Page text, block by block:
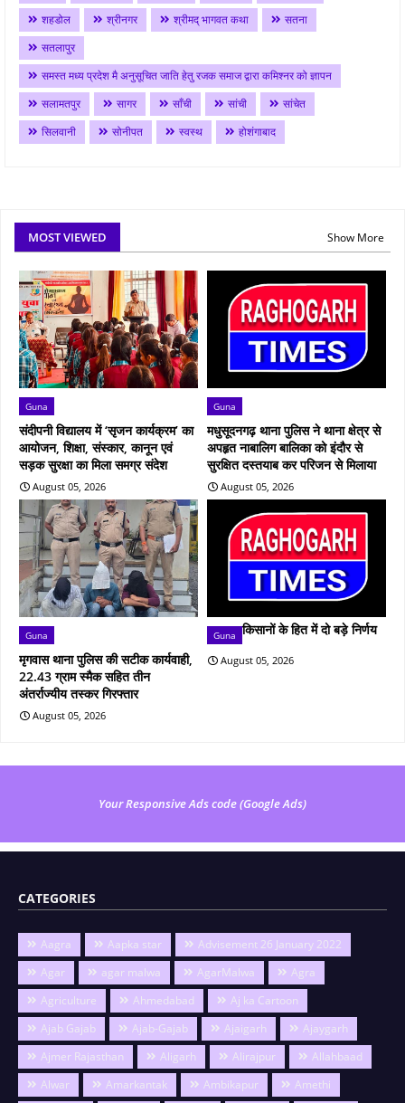
शहडोल
श्रीनगर श्रीमद् भागवत कथा
सतना
सतलापुर
समस्त मध्य प्रदेश मै अनुसूचित जाति हेतु रजक समाज द्वारा कमिश्नर को ज्ञापन
सलामतपुर
सागर साँची सांची
सांचेत
सिलवानी
सोनीपत स्वस्थ होशंगाबाद
MOST VIEWED Show More
Guna
संदीपनी विद्यालय में ‘सृजन कार्यक्रम’ का
आयोजन, शिक्षा, संस्कार, कानून एवं
सड़क सुरक्षा का मिला समग्र संदेश
August 05, 2026
Guna
मधुसूदनगढ़ थाना पुलिस ने थाना क्षेत्र से
अपहृत नाबालिग बालिका को इंदौर से
सुरक्षित दस्तयाब कर परिजन से मिलाया
August 05, 2026
Guna
मृगवास थाना पुलिस की सटीक कार्यवाही,
22.43 ग्राम स्मैक सहित तीन
अंतर्राज्यीय तस्कर गिरफ्तार
August 05, 2026
Guna किसानों के हित में दो बड़े निर्णय
August 05, 2026
Your Responsive Ads code (Google Ads)
CATEGORIES
Aagra Aapka star
Advisement 26 January 2022
Agar
agar malwa AgarMalwa
Agra
Agriculture
Ahmedabad
Aj ka Cartoon
Ajab Gajab
Ajab-Gajab Ajaigarh
Ajaygarh
Ajmer Rajasthan
Aligarh Alirajpur
Allahbaad
Alwar
Amarkantak Ambikapur Amethi